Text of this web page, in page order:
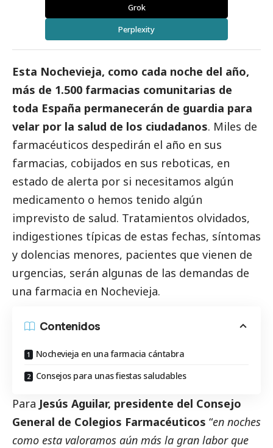
Grok
Perplexity
Esta Nochevieja, como cada noche del año,
más de 1.500 farmacias comunitarias de
toda España permanecerán de guardia para
velar por la salud de los ciudadanos. Miles de
farmacéuticos despedirán el año en sus
farmacias, cobijados en sus reboticas, en
estado de alerta por si necesitamos algún
medicamento o hemos tenido algún
imprevisto de salud. Tratamientos olvidados,
indigestiones típicas de estas fechas, síntomas
y dolencias menores, pacientes que vienen de
urgencias, serán algunas de las demandas de
una farmacia en Nochevieja.
Contenidos
Nochevieja en una farmacia cántabra
Consejos para unas fiestas saludables
Para Jesús Aguilar, presidente del Consejo
General de Colegios Farmacéuticos “en noches
como esta valoramos aún más la gran labor que